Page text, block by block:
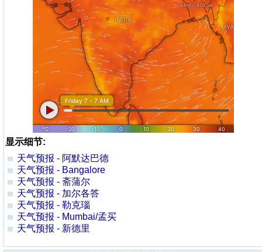
显示细节:
天气预报 - 阿默达巴德
天气预报 - Bangalore
天气预报 - 斋蒲尔
天气预报 - 加尔各答
天气预报 - 勒克瑙
天气预报 - Mumbai/孟买
天气预报 - 新德里